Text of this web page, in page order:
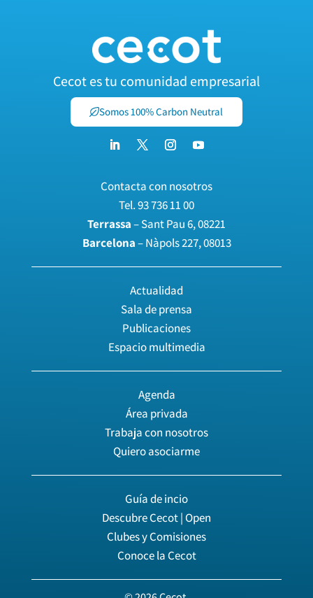
Cecot es tu comunidad empresarial
Somos 100% Carbon Neutral
Contacta con nosotros
Tel.93 736 11 00
Terrassa– Sant Pau 6, 08221
Barcelona– Nàpols 227, 08013
Actualidad
Sala de prensa
Publicaciones
Espacio multimedia
Agenda
Área privada
Trabaja con nosotros
Quiero asociarme
Guía de incio
Descubre Cecot | Open
Clubes y Comisiones
Conoce la Cecot